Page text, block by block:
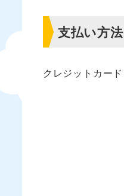
支払い方法
クレジットカード